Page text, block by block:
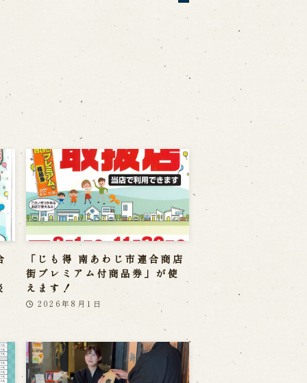
「じも得 南あわじ市連合商店
街プレミアム付商品券」が使
えます！
2026年8月1日